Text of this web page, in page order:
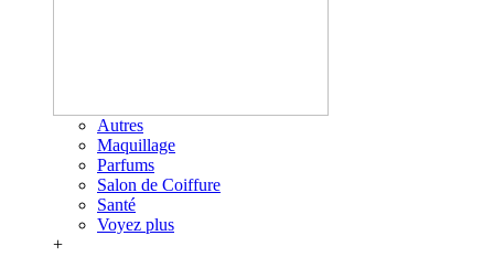
Autres
Maquillage
Parfums
Salon de Coiffure
Santé
Voyez plus
+